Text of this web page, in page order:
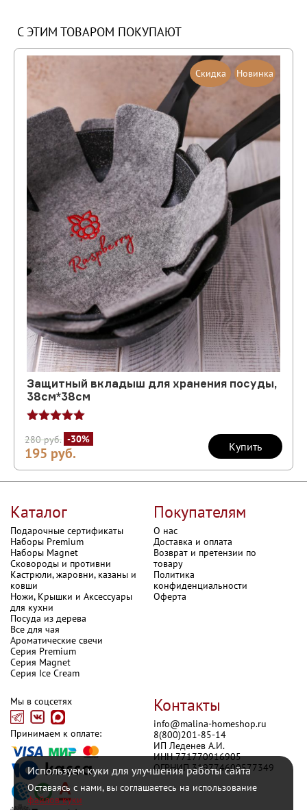
С ЭТИМ ТОВАРОМ ПОКУПАЮТ
Скидка Новинка
Защитный вкладыш для хранения посуды,
38см*38см
5.00
из 5
-30%
280руб.
195 руб. Купить
Каталог
Подарочные сертификаты
Наборы Premium
Наборы Magnet
Сковороды и противни
Кастрюли, жаровни, казаны и
ковши
Ножи, Крышки и Аксессуары
для кухни
Посуда из дерева
Все для чая
Ароматические свечи
Серия Premium
Серия Magnet
Серия Ice Cream
Покупателям
О нас
Доставка и оплата
Возврат и претензии по
товару
Политика
конфиденциальности
Оферта
Мы в соцсетях
Принимаем к оплате:
Контакты
info@malina-homeshop.ru
8(800)201-85-14
ИП Леденев А.И.
ИНН 771770916905
ОГРНИП 319774600577349
Используем куки для улучшения работы сайта
Оставаясь с нами, вы соглашаетесь на использование
файлов куки